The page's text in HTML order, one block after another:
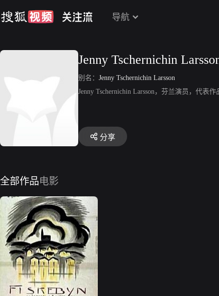
导航
Jenny Tschernichin
别名： Jenny Tschernichin Larsson
Jenny Tschernichin Larsson，芬兰演员，代表
分享
全部作品电影